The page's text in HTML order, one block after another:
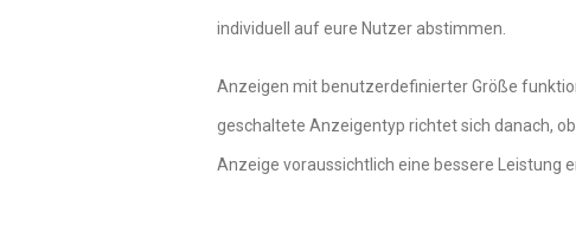
individuell auf eure Nutzer abstimmen.
Anzeigen mit benutzerdefinierter Größe
geschaltete Anzeigentyp richtet sich danach,
Anzeige voraussichtlich eine bessere Leistung